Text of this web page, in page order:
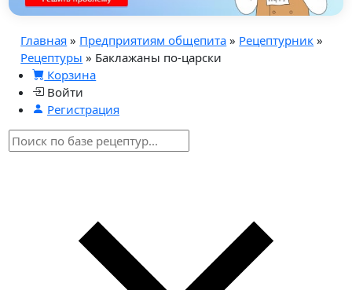
Главная » Предприятиям общепита » Рецептурник »
Рецептуры » Баклажаны по-царски
Корзина
Войти
Регистрация